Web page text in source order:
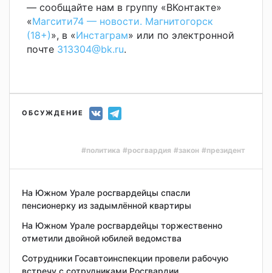
— сообщайте нам в группу «ВКонтакте»
«Магсити74 — новости. Магнитогорск
(18+)», в «Инстаграм» или по электронной
почте 313304@bk.ru.
ОБСУЖДЕНИЕ
#политика #росгвардия #закон #президент
На Южном Урале росгвардейцы спасли
пенсионерку из задымлённой квартиры
На Южном Урале росгвардейцы торжественно
отметили двойной юбилей ведомства
Сотрудники Госавтоинспекции провели рабочую
встречу с сотрудниками Росгвардии